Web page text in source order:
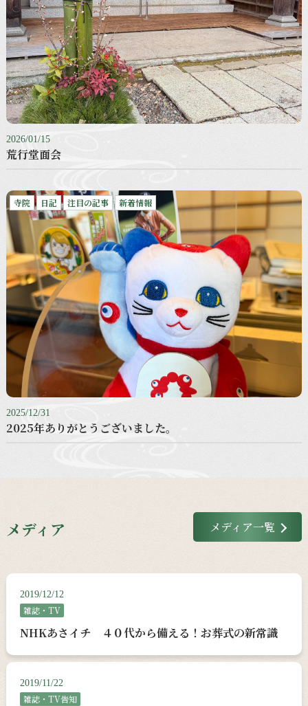
2026/01/15
荒行堂面会
寺院 日記 注目の記事 新着情報
2025/12/31
2025年ありがとうございました。
メディア メディア一覧
2019/12/12
雑誌・TV
NHKあさイチ ４０代から備える！お葬式の新常識
2019/11/22
雑誌・TV告知